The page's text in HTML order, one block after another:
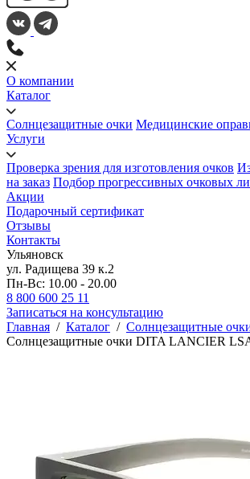
О компании
Каталог
Солнцезащитные очки Медицинские
Услуги
Проверка зрения для изготовления очков
на заказ Подбор прогрессивных очковых
Акции
Подарочный сертификат
Отзывы
Контакты
Ульяновск
ул. Радищева 39 к.2
Пн-Вс: 10.00 - 20.00
8 800 600 25 11
Записаться на консультацию
Главная / Каталог / Солнцезащитные
Солнцезащитные очки DITA LANCIER